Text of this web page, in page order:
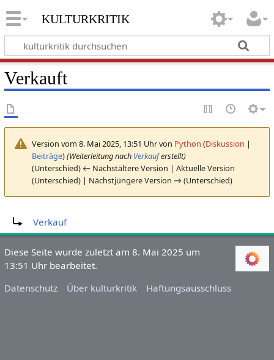
kulturkritik
Verkauft
Version vom 8. Mai 2025, 13:51 Uhr von Python (Diskussion |
Beiträge)(Weiterleitung nach Verkauferstellt)
(Unterschied) ← Nächstältere Version | Aktuelle Version
(Unterschied) | Nächstjüngere Version → (Unterschied)
Verkauf
Diese Seite wurde zuletzt am 8. Mai 2025 um
13:51 Uhr bearbeitet.
Datenschutz
Über kulturkritik Haftungsausschluss